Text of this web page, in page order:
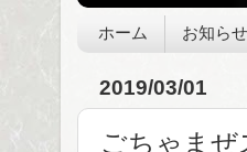
ホーム お知らせ
2019/03/01
ごちゃまぜ